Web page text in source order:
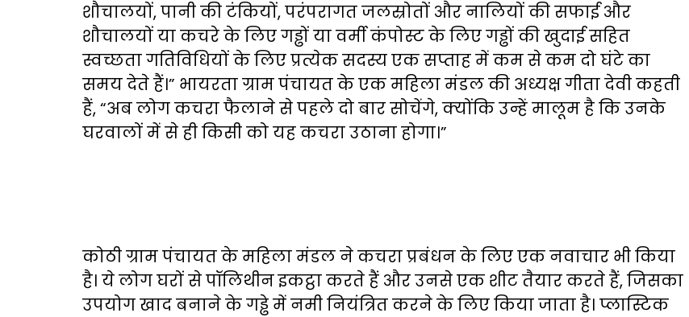
शौचालयों, पानी की टंकियों, परंपरागत जलस्रोतों और नालियों की सफाई और
शौचालयों या कचरे के लिए गड्ढों या वर्मी कंपोस्ट के लिए गड्ढों की खुदाई सहित
स्वच्छता गतिविधियों के लिए प्रत्येक सदस्य एक सप्ताह में कम से कम दो घंटे का
समय देते हैं।” भायरता ग्राम पंचायत के एक महिला मंडल की अध्यक्ष गीता देवी कहती
हैं, “अब लोग कचरा फैलाने से पहले दो बार सोचेंगे, क्योंकि उन्हें मालूम है कि उनके
घरवालों में से ही किसी को यह कचरा उठाना होगा।”
कोठी ग्राम पंचायत के महिला मंडल ने कचरा प्रबंधन के लिए एक नवाचार भी किया
है। ये लोग घरों से पॉलिथीन इकट्ठा करते हैं और उनसे एक शीट तैयार करते हैं, जिसका
उपयोग खाद बनाने के गड्ढे में नमी नियंत्रित करने के लिए किया जाता है। प्लास्टिक